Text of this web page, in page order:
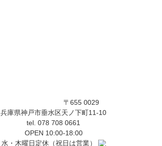
〒655 0029
兵庫県神戸市垂水区天ノ下町11-10
tel. 078 708 0661
OPEN 10:00-18:00
水・木曜日定休（祝日は営業）